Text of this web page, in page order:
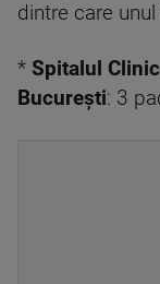
dintre care
* Spitalul
Bucureşti: 3